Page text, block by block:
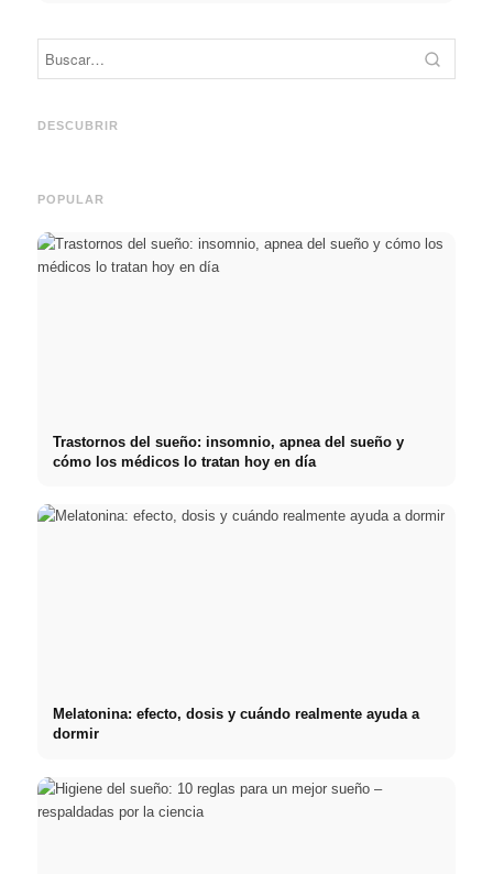
DESCUBRIR
Mehr Verkäufe durch gezieltes
POPULAR
Trastornos del sueño: insomnio, apnea del sueño y
cómo los médicos lo tratan hoy en día
Melatonina: efecto, dosis y cuándo realmente ayuda a
dormir